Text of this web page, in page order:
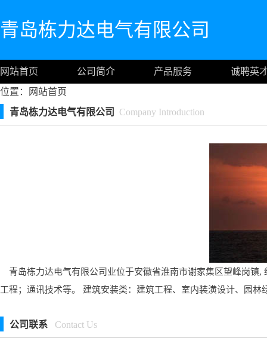
青岛栋力达电气有限公司
网站首页 公司简介 产品服务
诚聘英
位置：
网站首页
青岛栋力达电气有限公司
Company Introduction
青岛栋力达电气有限公司业位于安徽省淮南市谢家集区望峰岗镇,
工程；通讯技术等。 建筑安装类：建筑工程、室内装潢设计、园
公司联系 Contact Us